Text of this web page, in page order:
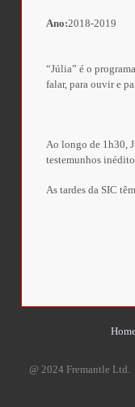
Ano:2018-2019
“Júlia” é o
falar, para ouvir e
Ao longo de 1h30,
testemunhos
As tardes da SIC
@ 2024 Fremantle Ltd.